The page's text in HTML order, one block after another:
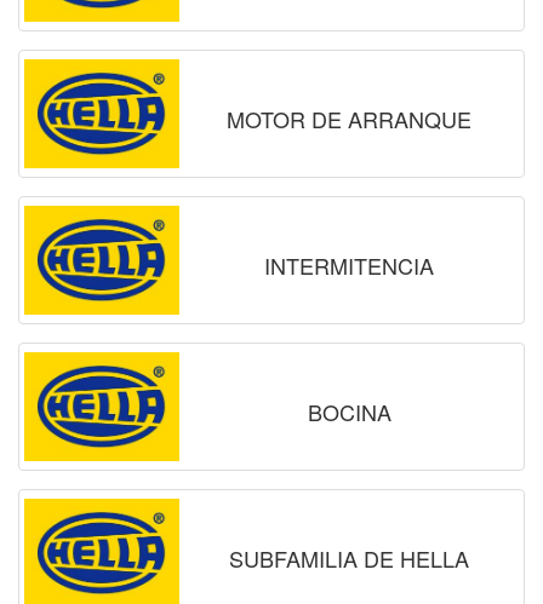
MOTOR DE ARRANQUE
INTERMITENCIA
BOCINA
SUBFAMILIA DE HELLA